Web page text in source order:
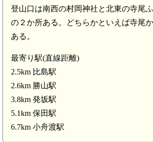
登山口は南西の村岡神社と北東の寺尾
の２か所ある。どちらかといえば寺尾
ある。
最寄り駅(直線距離)
2.5km 比島駅
2.6km 勝山駅
3.8km 発坂駅
5.1km 保田駅
6.7km 小舟渡駅